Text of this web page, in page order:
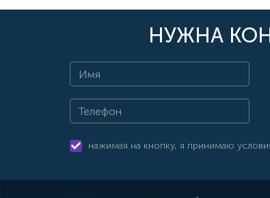
НУЖНА
нажимая на кнопку, я принимаю